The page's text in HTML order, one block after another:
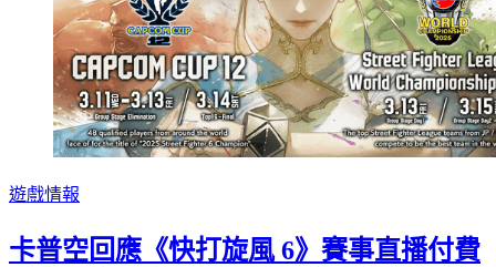
遊戲情報
卡普空回應《快打旋風 6》賽事直播付費